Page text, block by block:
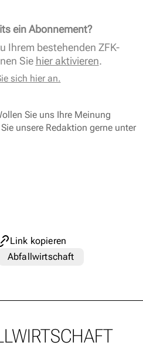
ein Abonnement?
Ihrem bestehenden ZFK-
Sie hier aktivieren.
sich hier an.
Sie uns Ihre Meinung
unsere Redaktion gerne unter
Link kopieren
Abfallwirtschaft